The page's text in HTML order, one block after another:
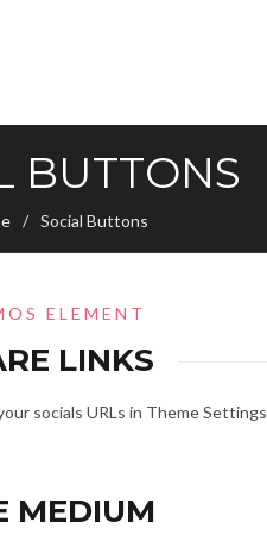
BUTTONS
Social Buttons
ELEMENT
LINKS
socials URLs in Theme Settings
MEDIUM